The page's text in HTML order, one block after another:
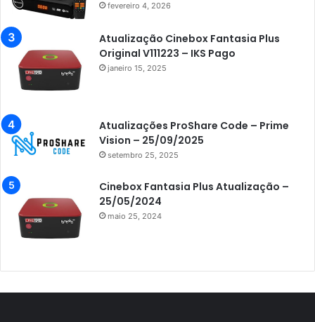
Azamerica Champions IPTV
Azamerica Extremo IPTV
Azamerica F92 Plus
Azamerica Gold
Azamerica i7 IPTV
Azamerica King
Azamerica King GX PRO
Azamerica King IPTV
Azamerica Mobi
fevereiro 4, 2026
Atualização Cinebox Fantasia Plus
Original V111223 – IKS Pago
janeiro 15, 2025
Atualizações ProShare Code – Prime
Vision – 25/09/2025
setembro 25, 2025
Cinebox Fantasia Plus Atualização –
25/05/2024
maio 25, 2024